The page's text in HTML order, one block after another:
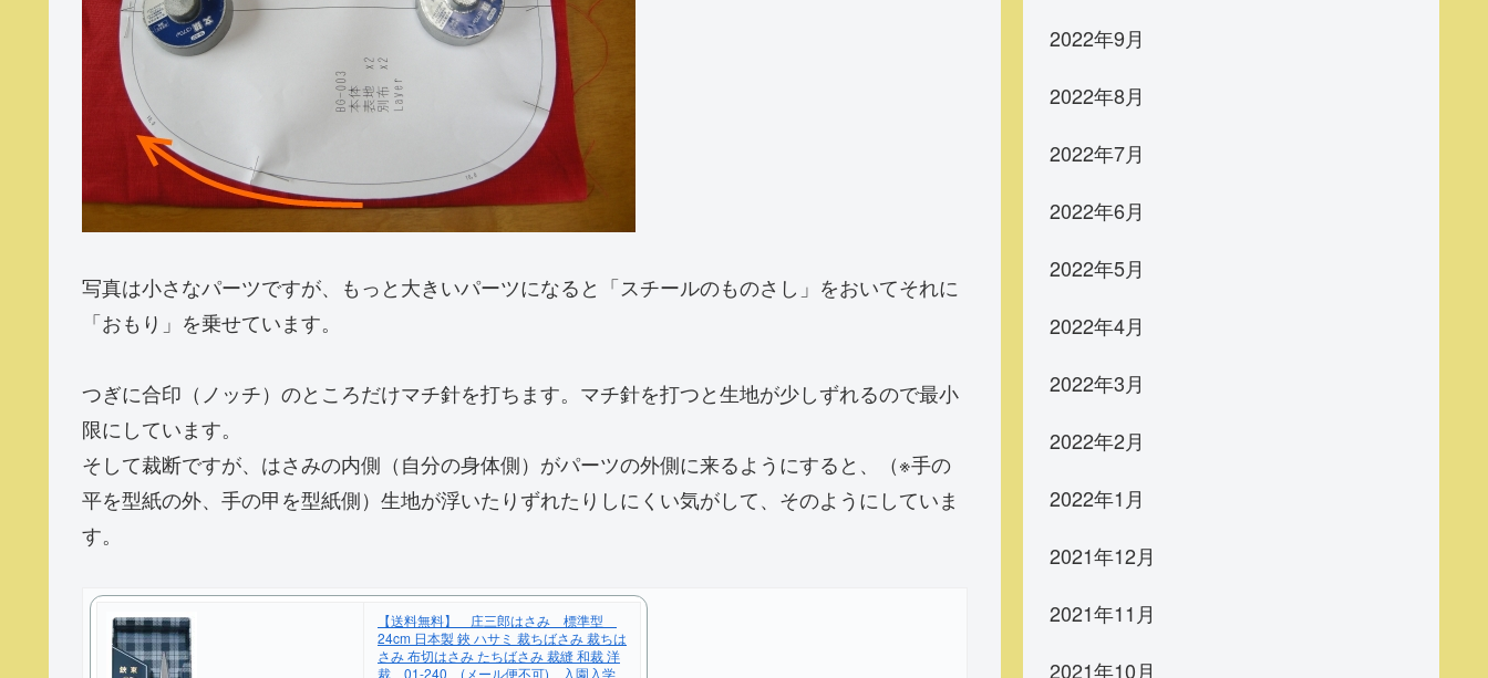
写真は小さなパーツですが、もっと大きいパーツになると「スチールのものさし」をおいてそれに
「おもり」を乗せています。
つぎに合印（ノッチ）のところだけマチ針を打ちます。マチ針を打つと生地が少しずれるので最小
限にしています。
そして裁断ですが、はさみの内側（自分の身体側）がパーツの外側に来るようにすると、（※手の
平を型紙の外、手の甲を型紙側）生地が浮いたりずれたりしにくい気がして、そのようにしていま
す。
【送料無料】 庄三郎はさみ 標準型
24cm 日本製 鋏 ハサミ 裁ちばさみ 裁ちは
さみ 布切はさみ たちばさみ 裁縫 和裁 洋
裁 01-240 (メール便不可) 入園入学
2022年9月
2022年8月
2022年7月
2022年6月
2022年5月
2022年4月
2022年3月
2022年2月
2022年1月
2021年12月
2021年11月
2021年10月